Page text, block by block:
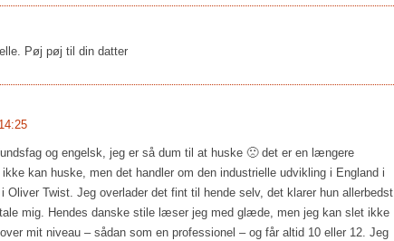
Pøj pøj til din datter
og engelsk, jeg er så dum til at huske 🙁 det er en længere
kan huske, men det handler om den industrielle udvikling i England i
Oliver Twist. Jeg overlader det fint til hende selv, det klarer hun allerbedst
mig. Hendes danske stile læser jeg med glæde, men jeg kan slet ikke
mit niveau – sådan som en professionel – og får altid 10 eller 12. Jeg